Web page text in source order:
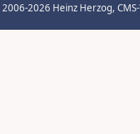
2026 Heinz Herzog,